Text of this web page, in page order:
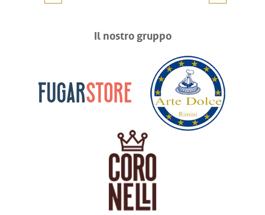
Il nostro gruppo